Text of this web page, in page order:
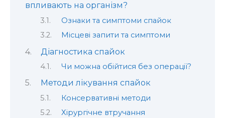
впливають на організм?
Ознаки та симптоми спайок
Місцеві запити та симптоми
Діагностика спайок
Чи можна обійтися без операції?
Методи лікування спайок
Консервативні методи
Хірургічне втручання